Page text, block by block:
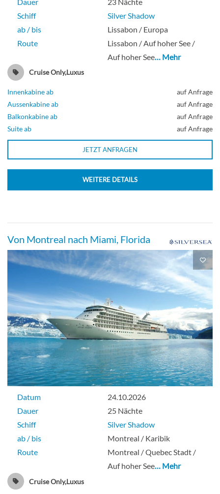
Silver Suite-[SL]
Suite
Deck 4
Schiff
Silver Shadow
ab / bis
Lissabon / Europa
Route
Lissabon / Auf hoher See /
Auf hoher See… Mehr
Cruise Only,Luxus
Innenkabine ab
auf Anfrage
Aussenkabine ab
auf Anfrage
Balkonkabine ab
auf Anfrage
Suite ab
auf Anfrage
JETZT ANFRAGEN
WEITERE DETAILS
Von Montreal nach Miami, Florida
Datum
24.10.2026
Dauer
25 Nächte
Schiff
Silver Shadow
ab / bis
Montreal / Karibik
Route
Montreal / Quebec Stadt /
Auf hoher See… Mehr
Cruise Only,Luxus